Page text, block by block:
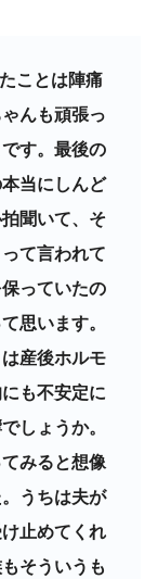
ことは陣痛
んも頑張っ
す。最後の
当にしんど
聞いて、そ
て言われて
っていたの
思います。
産後ホルモ
も不安定に
しょうか。
みると想像
うちは夫が
止めてくれ
そういうも